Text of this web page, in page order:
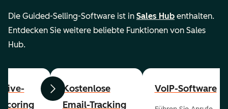
Die Guided-Selling-Software ist in Sales Hub enthalten.
Entdecken Sie weitere beliebte Funktionen von Sales
Hub.
ZurückWeiterKostenlose
Email-Tracking
VoIP-Software